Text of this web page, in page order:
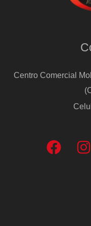
Centro Comercial